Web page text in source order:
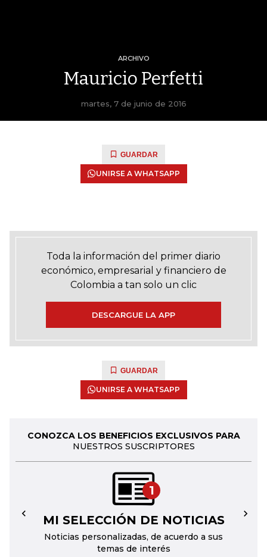
ARCHIVO
Mauricio Perfetti
martes, 7 de junio de 2016
GUARDAR
UNIRSE A WHATSAPP
Toda la información del primer diario
económico, empresarial y financiero de
Colombia a tan solo un clic
DESCARGUE LA APP
GUARDAR
UNIRSE A WHATSAPP
CONOZCA LOS BENEFICIOS EXCLUSIVOS PARA
NUESTROS SUSCRIPTORES
1
MI SELECCIÓN DE NOTICIAS
Noticias personalizadas, de acuerdo a sus
temas de interés
← →